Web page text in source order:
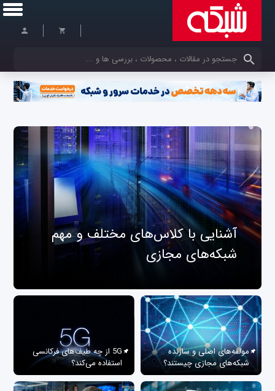
کلمات کلیدی خود را وارد کنید
آشنایی با کلاس‌های مختلف و مهم
شبکه‌های مجازی
مولفه‌های اصلی و سازنده
شبکه‌های مجازی چیستند؟
5G از چه طیف‌های فرکانسی
استفاده می‌کند؟